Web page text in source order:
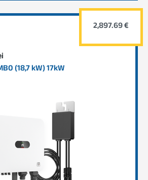
(18,7 kW) 17kW
2,897.69 €